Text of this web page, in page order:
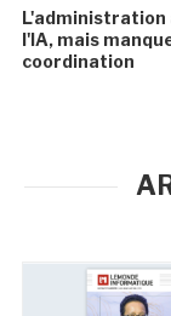
L'administration
l'IA, mais
coordination